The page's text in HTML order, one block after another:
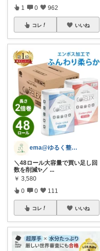
1 0 962
コレ いいね
ema@ゆるく整う暮らし
＼48ロール大容量で買い足し回
数を削減✨／ ...
￥ 3,580
0 0 111
コレ いいね